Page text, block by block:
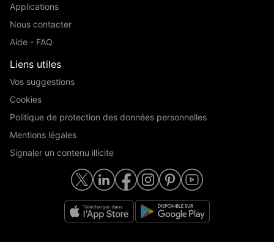
Applications
Nous contacter
Aide - FAQ
Liens utiles
Vos suggestions
Cookies
Politique de protection des données personnelles
Mentions légales
Signaler un contenu illicite